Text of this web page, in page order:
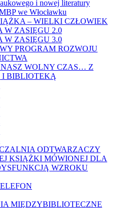
i nowej literatury
we Włocławku
– WIELKI CZŁOWIEK
W ZASIĘGU 2.0
W ZASIĘGU 3.0
PROGRAM ROZWOJU
WOLNY CZAS… Z
BIBLIOTEKĄ
ODTWARZACZY
KSIĄŻKI MÓWIONEJ DLA
WZROKU
MIĘDZYBIBLIOTECZNE